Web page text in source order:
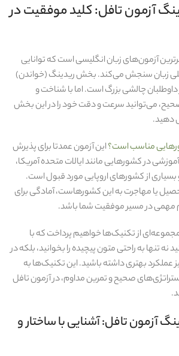
آزمون تافل: کلید موفقیت در
آزمون‌های زبان انگلیسی است که توانایی
زبان سنجش می‌کند. بخش ریدینگ (خواندن)
داوطلبان چالشی بزرگ است. اما با شناخت و
می‌توانید سرعت و دقت خود را در این بخش
دهید.
مناسب است؟این آزمون عمدتا برای پذیرش
در کشورهایی مانند ایالات متحده آمریکا،
و بسیاری از کشورهای اروپایی مورد قبول است.
یا مهاجرت به این کشورهاست، آمادگی برای
مهمی در مسیر موفقیت شما باشد.
از تکنیک‌ها خواهیم پرداخت که با
نه تنها به راحتی متون پیچیده را بخوانید، بلکه در
عملکرد بهتری داشته باشید. این تکنیک‌ها به
صحیح و تمرین مداوم، در آزمون تافل
آزمون تافل: آشنایی با ساختار و